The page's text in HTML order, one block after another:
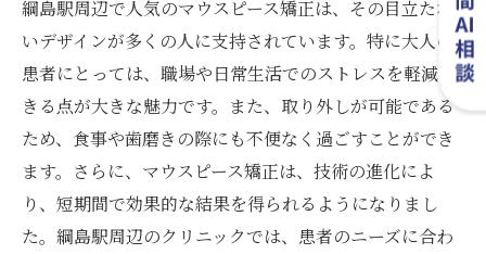
綱島駅周辺で人気のマウスピース矯正は、その目立たな
いデザインが多くの人に支持されています。特に大人の
患者にとっては、職場や日常生活でのストレスを軽減で
きる点が大きな魅力です。また、取り外しが可能である
ため、食事や歯磨きの際にも不便なく過ごすことができ
ます。さらに、マウスピース矯正は、技術の進化によ
り、短期間で効果的な結果を得られるようになりまし
た。綱島駅周辺のクリニックでは、患者のニーズに合わ